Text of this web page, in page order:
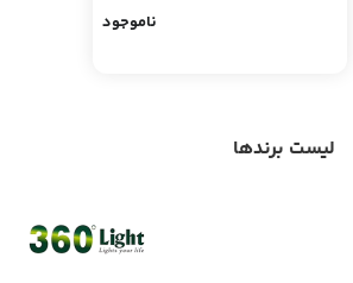
ناموجود
لیست برندها